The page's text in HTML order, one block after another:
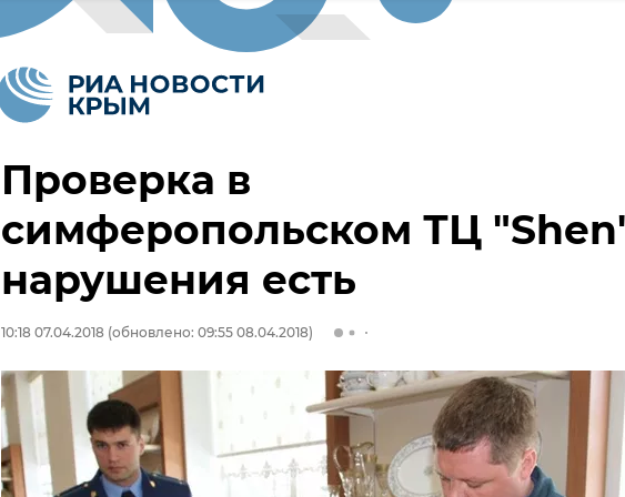
Проверка в
симферопольском ТЦ
нарушения есть
10:18 07.04.2018 (обновлено: 09:55 08.04.2018)